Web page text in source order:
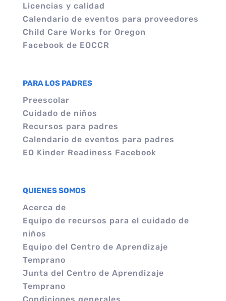
Licencias y calidad
Calendario de eventos para proveedores
Child Care Works for Oregon
Facebook de EOCCR
PARA LOS PADRES
Preescolar
Cuidado de niños
Recursos para padres
Calendario de eventos para padres
EO Kinder Readiness Facebook
QUIENES SOMOS
Acerca de
Equipo de recursos para el cuidado de
niños
Equipo del Centro de Aprendizaje
Temprano
Junta del Centro de Aprendizaje
Temprano